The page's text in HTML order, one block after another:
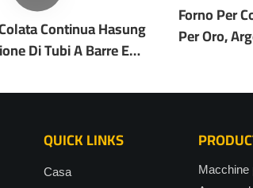
Continua Hasung
Di Tubi A Barre E
Forno Per
Per Oro,
QUICK LINKS
Casa
Macchine